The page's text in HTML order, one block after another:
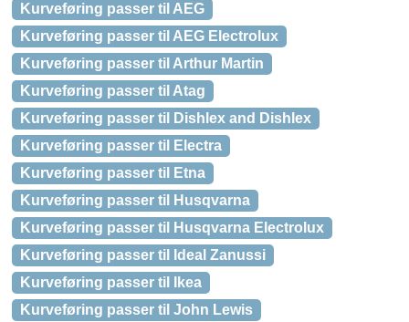
Kurveføring passer til AEG
Kurveføring passer til AEG Electrolux
Kurveføring passer til Arthur Martin
Kurveføring passer til Atag
Kurveføring passer til Dishlex and Dishlex
Kurveføring passer til Electra
Kurveføring passer til Etna
Kurveføring passer til Husqvarna
Kurveføring passer til Husqvarna Electrolux
Kurveføring passer til Ideal Zanussi
Kurveføring passer til Ikea
Kurveføring passer til John Lewis